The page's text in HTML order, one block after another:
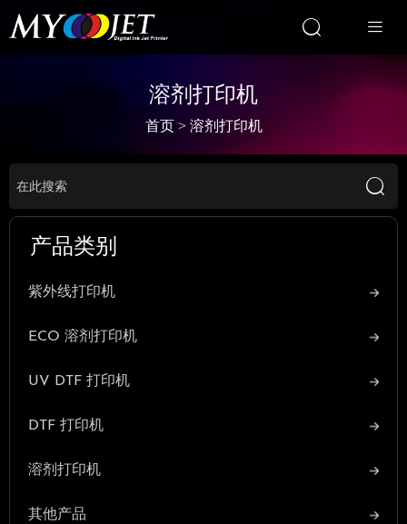
 
溶剂打印机
首页> 溶剂打印机

产品类别
紫外线打印机
ECO 溶剂打印机
UV DTF 打印机
DTF 打印机
溶剂打印机
其他产品